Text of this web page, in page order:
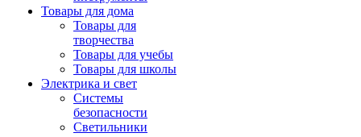
Товары для дома
Товары для
творчества
Товары для учебы
Товары для школы
Электрика и свет
Системы
безопасности
Светильники